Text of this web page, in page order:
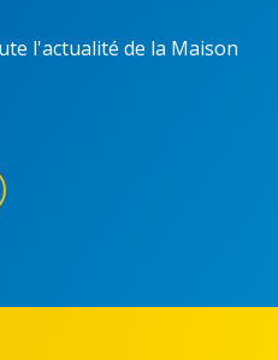
l'actualité de la Maison